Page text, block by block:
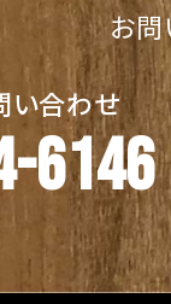
お
い合わせ
6146